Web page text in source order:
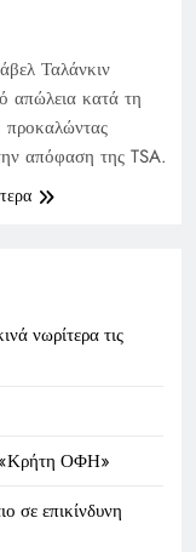
Ταλάνκιν
απώλεια κατά τη
προκαλώντας
απόφαση της TSA.
νωρίτερα τις
«Κρήτη ΟΦΗ»
σε επικίνδυνη